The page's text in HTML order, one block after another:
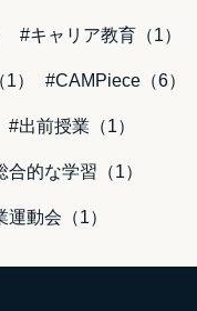
#キャリア教育（1）
） #CAMPiece（6）
#出前授業（1）
合的な学習（1）
運動会（1）